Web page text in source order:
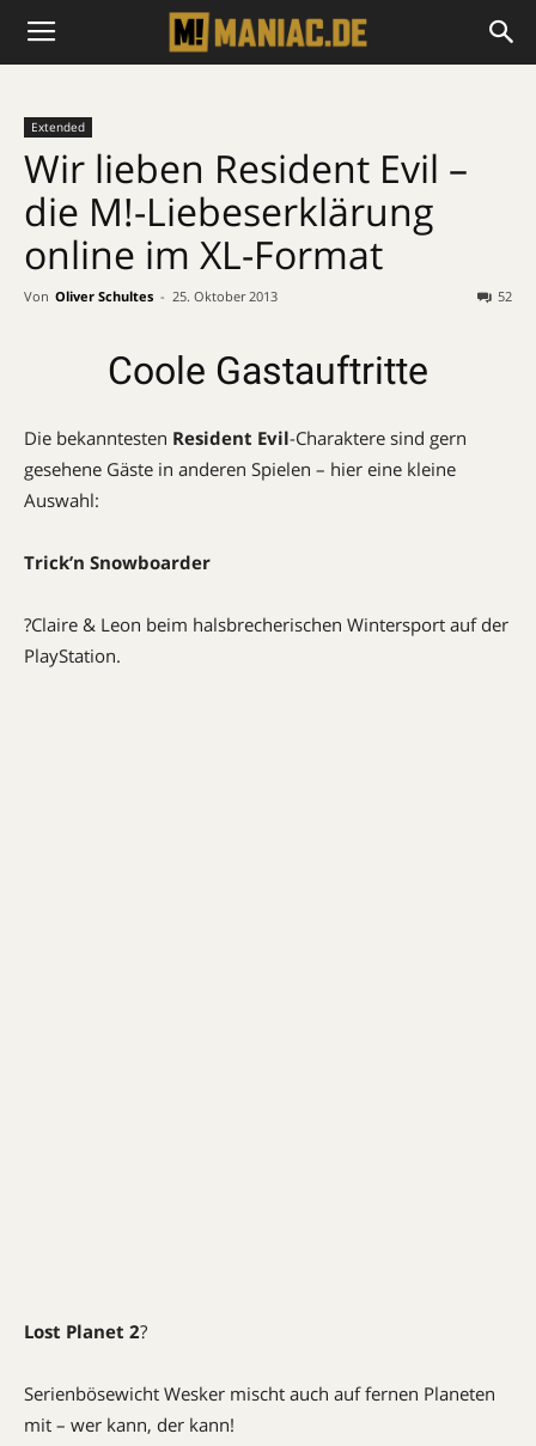
Extended
Wir lieben Resident Evil –
die M!-Liebeserklärung
online im XL-Format
Von Oliver Schultes - 25. Oktober 2013 52
Coole Gastauftritte
Die bekanntesten Resident Evil-Charaktere sind gern
gesehene Gäste in anderen Spielen – hier eine kleine
Auswahl:
Trick’n Snowboarder
?Claire & Leon beim halsbrecherischen Wintersport auf der
PlayStation.
Lost Planet 2?
Serienbösewicht Wesker mischt auch auf fernen Planeten
mit – wer kann, der kann!